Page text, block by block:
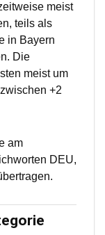
meist
teils als
in Bayern
Die
meist um
+2
am
DEU,